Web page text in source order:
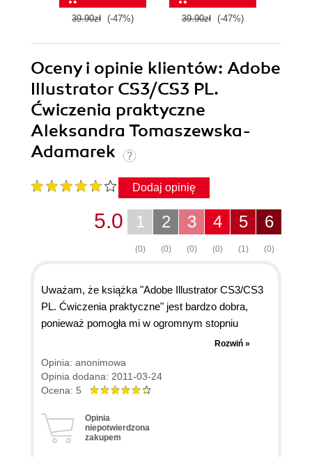
39.90zł (-47%) 39.90zł (-47%)
Oceny i opinie klientów: Adobe
Illustrator CS3/CS3 PL.
Ćwiczenia praktyczne
Aleksandra Tomaszewska-
Adamarek
Dodaj opinię
6
(0)
5
(1)
4
(0)
3
(0)
2
(0)
1
(0)
5.0
Uważam, że książka "Adobe Illustrator CS3/CS3
PL. Ćwiczenia praktyczne" jest bardzo dobra,
ponieważ pomogła mi w ogromnym stopniu
poznać program Adobe Illustrator CS3 PL i jego
możliwości. Ćwiczenia w niej zawarte są
niezwykle intuicyjne i zrozumiałe, a przy tym
pozwalają na bardzo dobre zrozumienie danego
podstawy, ale to, na ile ktoś rozwinie dane
zagadnienie, zależy już tylko i wyłącznie od jego
Rozwiń »
Opinia: anonimowa
Opinia dodana: 2011-03-24
Ocena: 5
Opinia
niepotwierdzona
zakupem